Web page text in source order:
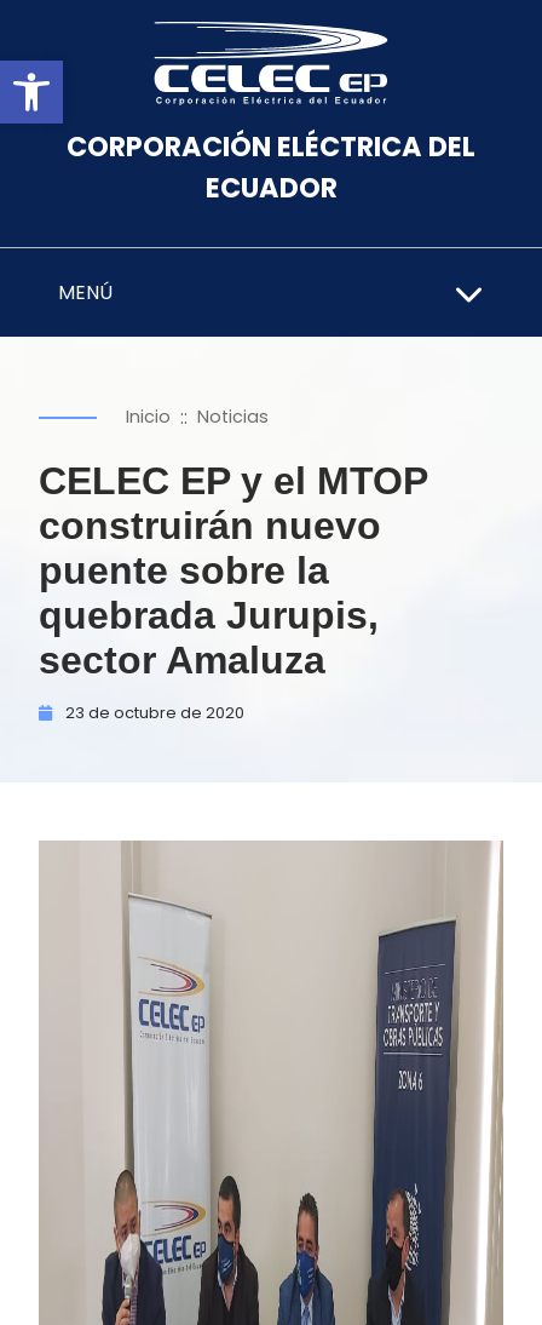
Abrir barra de herramientas
CORPORACIÓN ELÉCTRICA DEL
ECUADOR
MENÚ
Inicio :: Noticias
CELEC EP y el MTOP
construirán nuevo
puente sobre la
quebrada Jurupis,
sector Amaluza
23 de octubre de 2020